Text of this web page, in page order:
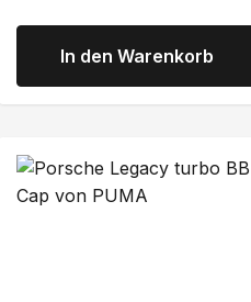
In den Warenkorb